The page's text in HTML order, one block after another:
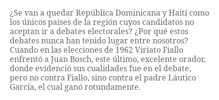
¿Se van a quedar República Dominicana y Haití como
los únicos países de la región cuyos candidatos no
aceptan ir a debates electorales? ¿Por qué estos
debates nunca han tenido lugar entre nosotros?
Cuando en las elecciones de 1962 Viriato Fiallo
enfrentó a Juan Bosch, este último, excelente orador,
donde evidenció sus cualidades fue en el debate,
pero no contra Fiallo, sino contra el padre Láutico
García, el cual ganó rotundamente.